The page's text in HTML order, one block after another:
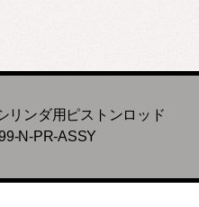
ンダ用ピストンロッド
N-PR-ASSY